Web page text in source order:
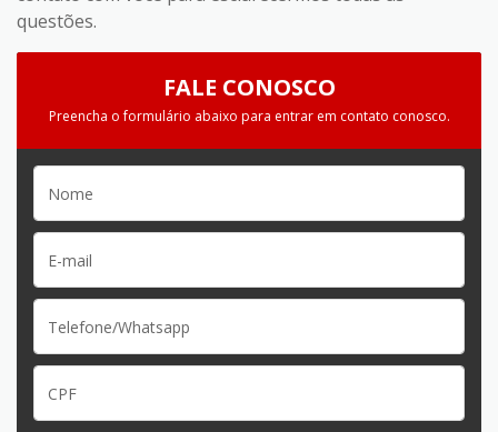
questões.
FALE CONOSCO
Preencha o formulário abaixo para entrar em contato conosco.